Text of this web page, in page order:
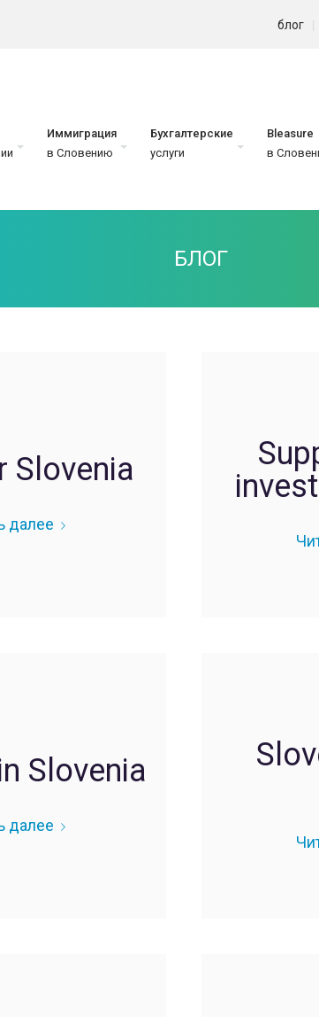
блог
Иммиграция
в Словению
Бухгалтерские
услуги
Bleasure
в
БЛОГ
Slovenia
далее
Slovenia
далее